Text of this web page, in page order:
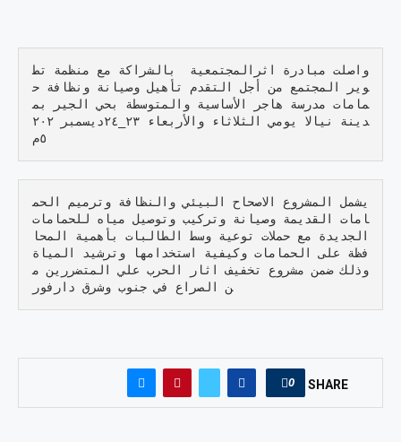
واصلت مبادرة اثرالمجتمعية  بالشراكة مع منظمة تط
وير المجتمع من أجل التقدم تأهيل وصيانة ونظافة ح
مامات مدرسة هاجر الأساسية والمتوسطة بحي الجير بم
دينة نيالا يومي الثلاثاء والأربعاء ٢٣_٢٤ديسمبر ٢٠٢
٥م
يشمل المشروع الاصحاح البيئي والنظافة وترميم الحم
الجديدة مع حملات توعية وسط الطالبات بأهمية المحا
وذلك ضمن مشروع تخفيف اثار الحرب علي المتضررين م
ن الصراع في جنوب وشرق دارفور
SHARE
0